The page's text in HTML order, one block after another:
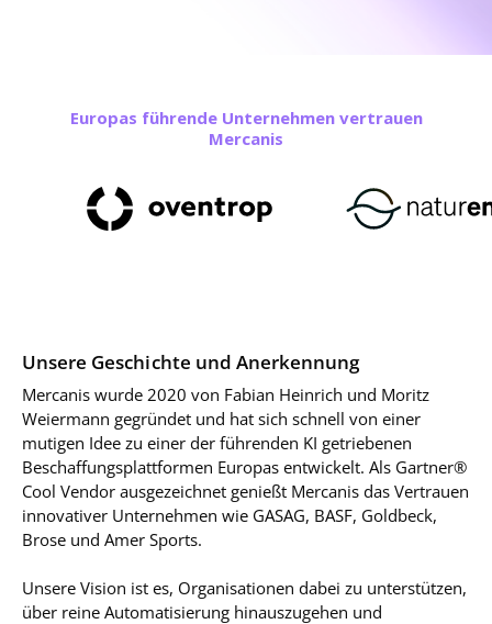
Europas führende Unternehmen vertrauen
Mercanis
Unsere Geschichte und Anerkennung
Mercanis wurde 2020 von Fabian Heinrich und Moritz
Weiermann gegründet und hat sich schnell von einer
mutigen Idee zu einer der führenden KI getriebenen
Beschaffungsplattformen Europas entwickelt. Als Gartner®
Cool Vendor ausgezeichnet genießt Mercanis das Vertrauen
innovativer Unternehmen wie GASAG, BASF, Goldbeck,
Brose und Amer Sports.
Unsere Vision ist es, Organisationen dabei zu unterstützen,
über reine Automatisierung hinauszugehen und